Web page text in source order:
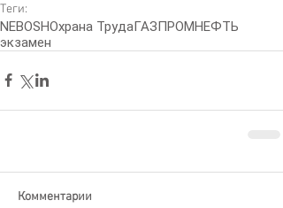
Теги:
NEBOSHОхрана ТрудаГАЗПРОМНЕФТЬ
экзамен
Комментарии